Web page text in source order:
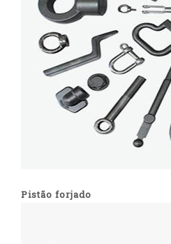
Pistão forjado